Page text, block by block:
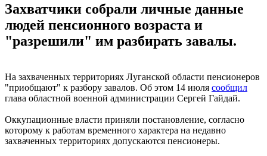
Захватчики собрали личные данные
людей пенсионного возраста и
"разрешили" им разбирать завалы.
На захваченных территориях Луганской области пенсионеров
"приобщают" к разбору завалов. Об этом 14 июля сообщил
глава областной военной администрации Сергей Гайдай.
Оккупационные власти приняли постановление, согласно
которому к работам временного характера на недавно
захваченных территориях допускаются пенсионеры.